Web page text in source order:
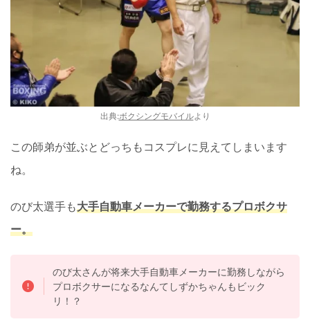
出典:ボクシングモバイルより
この師弟が並ぶとどっちもコスプレに見えてしまいます
ね。
のび太選手も大手自動車メーカーで勤務するプロボクサ
ー。
のび太さんが将来大手自動車メーカーに勤務しながら
プロボクサーになるなんてしずかちゃんもビック
リ！？